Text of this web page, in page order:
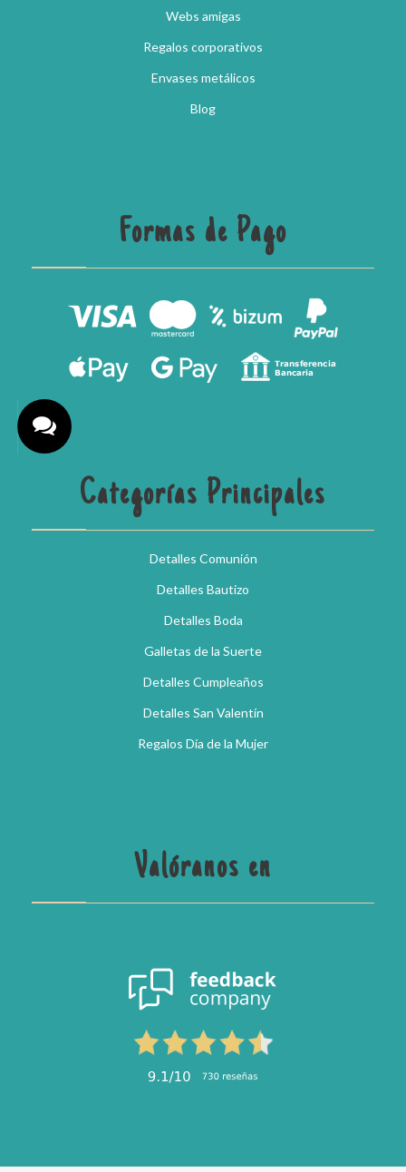
Webs amigas
Regalos corporativos
Envases metálicos
Blog
Formas de Pago
Categorías Principales
Detalles Comunión
Detalles Bautizo
Detalles Boda
Galletas de la Suerte
Detalles Cumpleaños
Detalles San Valentín
Regalos Día de la Mujer
Valóranos en